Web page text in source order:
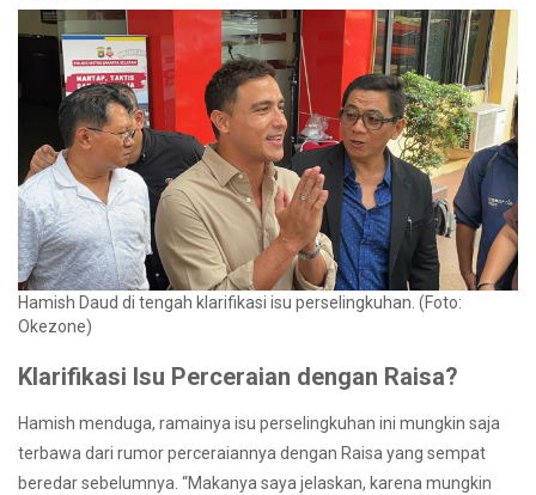
Hamish Daud di tengah klarifikasi isu perselingkuhan. (Foto:
Okezone)
Klarifikasi Isu Perceraian dengan Raisa?
Hamish menduga, ramainya isu perselingkuhan ini mungkin saja
terbawa dari rumor perceraiannya dengan Raisa yang sempat
beredar sebelumnya. “Makanya saya jelaskan, karena mungkin